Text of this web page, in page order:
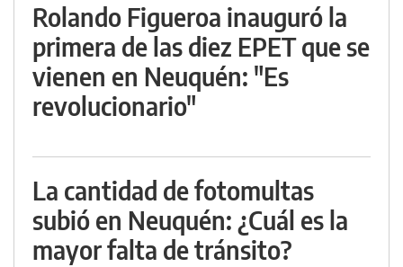
Rolando Figueroa inauguró la
primera de las diez EPET que se
vienen en Neuquén: "Es
revolucionario"
La cantidad de fotomultas
subió en Neuquén: ¿Cuál es la
mayor falta de tránsito?